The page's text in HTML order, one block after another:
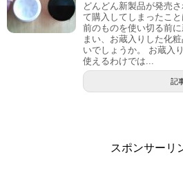
どんどん新製品が発売
て購入してしまったこ
前のものを使い切る前
まい、お蔵入りした化
いでしょうか。 お蔵入
使えるわけでは...
記
スポンサーリ